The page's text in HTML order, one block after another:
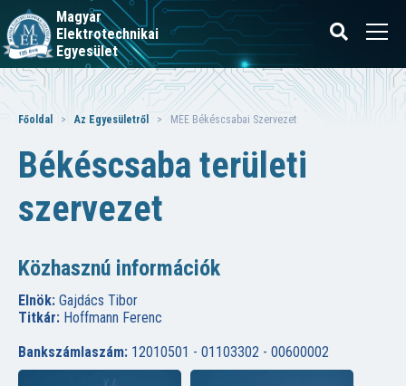
Magyar
Elektrotechnikai
Egyesület
Főoldal >Az Egyesületről > MEE Békéscsabai Szervezet
Békéscsaba területi
szervezet
Közhasznú információk
Elnök: Gajdács Tibor
Titkár: Hoffmann Ferenc
Bankszámlaszám: 12010501 - 01103302 - 00600002